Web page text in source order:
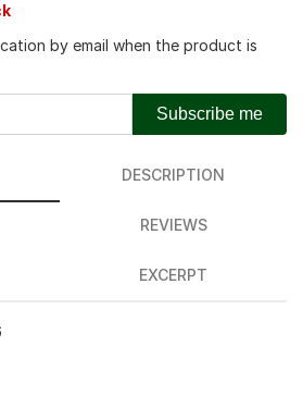
by email when the product is
Subscribe me
DESCRIPTION
REVIEWS
EXCERPT